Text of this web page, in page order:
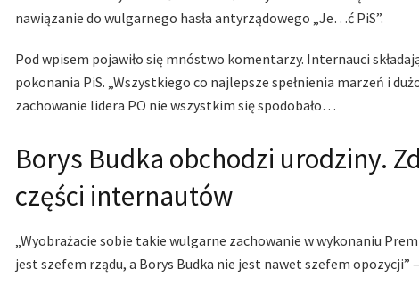
nawiązanie do wulgarnego hasła antyrządowego „Je…ć PiS”.
Pod wpisem pojawiło się mnóstwo komentarzy. Internauci
pokonania PiS. „Wszystkiego co najlepsze spełnienia marzeń i
zachowanie lidera PO nie wszystkim się spodobało…
Borys Budka obchodzi urodziny.
części internautów
„Wyobrażacie sobie takie wulgarne zachowanie w wykonaniu
jest szefem rządu, a Borys Budka nie jest nawet szefem opozycji”